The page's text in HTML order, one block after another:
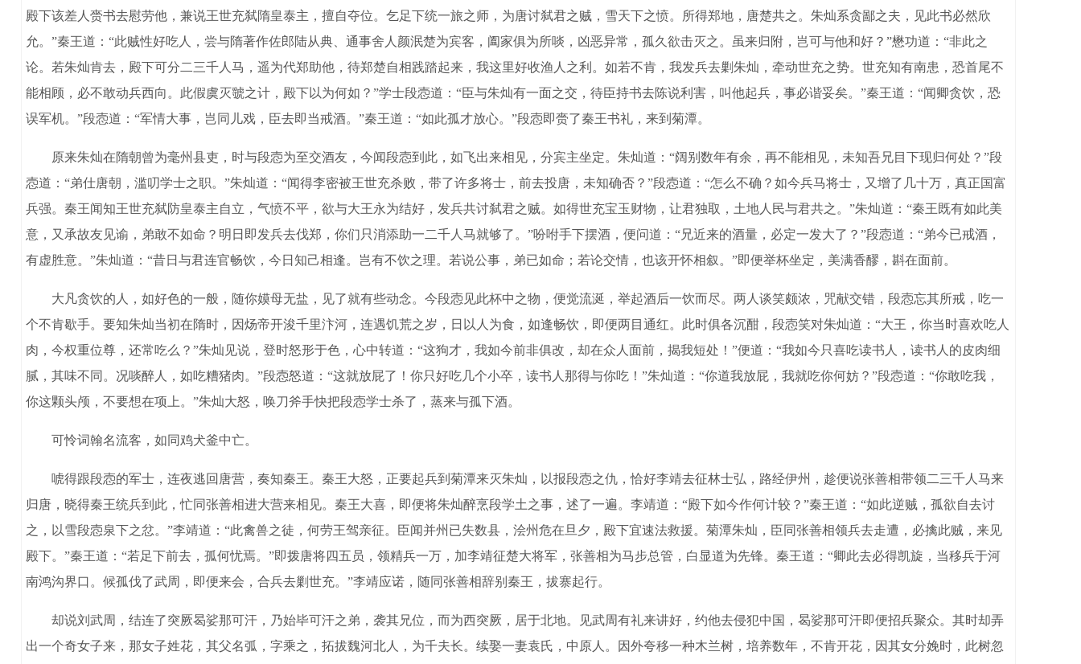
殿下该差人赍书去慰劳他，兼说王世充弑隋皇泰主，擅自夺位。乞足下统一旅之师，为唐讨弑君之贼，雪天下之愤。所得郑地，唐楚共之。朱灿系贪鄙之夫，见此书必然欣
允。”秦王道：“此贼性好吃人，尝与隋著作佐郎陆从典、通事舍人颜泯楚为宾客，阖家俱为所啖，凶恶异常，孤久欲击灭之。虽来归附，岂可与他和好？”懋功道：“非此之
论。若朱灿肯去，殿下可分二三千人马，遥为代郑助他，待郑楚自相践踏起来，我这里好收渔人之利。如若不肯，我发兵去剿朱灿，牵动世充之势。世充知有南患，恐首尾不
能相顾，必不敢动兵西向。此假虞灭虢之计，殿下以为何如？”学士段悫道：“臣与朱灿有一面之交，待臣持书去陈说利害，叫他起兵，事必谐妥矣。”秦王道：“闻卿贪饮，恐
误军机。”段悫道：“军情大事，岂同儿戏，臣去即当戒酒。”秦王道：“如此孤才放心。”段悫即赍了秦王书礼，来到菊潭。
原来朱灿在隋朝曾为毫州县吏，时与段悫为至交酒友，今闻段悫到此，如飞出来相见，分宾主坐定。朱灿道：“阔别数年有余，再不能相见，未知吾兄目下现归何处？”段
悫道：“弟仕唐朝，滥叨学士之职。”朱灿道：“闻得李密被王世充杀败，带了许多将士，前去投唐，未知确否？”段悫道：“怎么不确？如今兵马将士，又增了几十万，真正国富
兵强。秦王闻知王世充弑防皇泰主自立，气愤不平，欲与大王永为结好，发兵共讨弑君之贼。如得世充宝玉财物，让君独取，土地人民与君共之。”朱灿道：“秦王既有如此美
意，又承故友见谕，弟敢不如命？明日即发兵去伐郑，你们只消添助一二千人马就够了。”吩咐手下摆酒，便问道：“兄近来的酒量，必定一发大了？”段悫道：“弟今已戒酒，
有虚胜意。”朱灿道：“昔日与君连官畅饮，今日知己相逢。岂有不饮之理。若说公事，弟已如命；若论交情，也该开怀相叙。”即便举杯坐定，美满香醪，斟在面前。
大凡贪饮的人，如好色的一般，随你嫫母无盐，见了就有些动念。今段悫见此杯中之物，便觉流涎，举起酒后一饮而尽。两人谈笑颇浓，咒献交错，段悫忘其所戒，吃一
个不肯歇手。要知朱灿当初在隋时，因炀帝开浚千里汴河，连遇饥荒之岁，日以人为食，如逢畅饮，即便两目通红。此时俱各沉酣，段悫笑对朱灿道：“大王，你当时喜欢吃人
肉，今权重位尊，还常吃么？”朱灿见说，登时怒形于色，心中转道：“这狗才，我如今前非俱改，却在众人面前，揭我短处！”便道：“我如今只喜吃读书人，读书人的皮肉细
腻，其味不同。况啖醉人，如吃糟猪肉。”段悫怒道：“这就放屁了！你只好吃几个小卒，读书人那得与你吃！”朱灿道：“你道我放屁，我就吃你何妨？”段悫道：“你敢吃我，
你这颗头颅，不要想在项上。”朱灿大怒，唤刀斧手快把段悫学士杀了，蒸来与孤下酒。
可怜词翰名流客，如同鸡犬釜中亡。
唬得跟段悫的军士，连夜逃回唐营，奏知秦王。秦王大怒，正要起兵到菊潭来灭朱灿，以报段悫之仇，恰好李靖去征林士弘，路经伊州，趁便说张善相带领二三千人马来
归唐，晓得秦王统兵到此，忙同张善相进大营来相见。秦王大喜，即便将朱灿醉烹段学土之事，述了一遍。李靖道：“殿下如今作何计较？”秦王道：“如此逆贼，孤欲自去讨
之，以雪段悫泉下之忿。”李靖道：“此禽兽之徒，何劳王驾亲征。臣闻并州已失数县，浍州危在旦夕，殿下宜速法救援。菊潭朱灿，臣同张善相领兵去走遭，必擒此贼，来见
殿下。”秦王道：“若足下前去，孤何忧焉。”即拨唐将四五员，领精兵一万，加李靖征楚大将军，张善相为马步总管，白显道为先锋。秦王道：“卿此去必得凯旋，当移兵于河
南鸿沟界口。候孤伐了武周，即便来会，合兵去剿世充。”李靖应诺，随同张善相辞别秦王，拔寨起行。
却说刘武周，结连了突厥曷娑那可汗，乃始毕可汗之弟，袭其兄位，而为西突厥，居于北地。见武周有礼来讲好，约他去侵犯中国，曷娑那可汗即便招兵聚众。其时却弄
出一个奇女子来，那女子姓花，其父名弧，字乘之，拓拔魏河北人，为千夫长。续娶一妻袁氏，中原人。因外夸移一种木兰树，培养数年，不肯开花，因其女分娩时，此树忽